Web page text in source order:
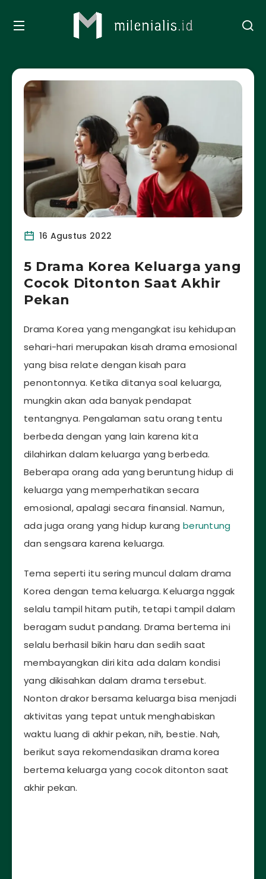
16 Agustus 2022
5 Drama Korea Keluarga yang
Cocok Ditonton Saat Akhir
Pekan
Drama Korea yang mengangkat isu kehidupan
sehari-hari merupakan kisah drama emosional
yang bisa relate dengan kisah para
penontonnya. Ketika ditanya soal keluarga,
mungkin akan ada banyak pendapat
tentangnya. Pengalaman satu orang tentu
berbeda dengan yang lain karena kita
dilahirkan dalam keluarga yang berbeda.
Beberapa orang ada yang beruntung hidup di
keluarga yang memperhatikan secara
emosional, apalagi secara finansial. Namun,
ada juga orang yang hidup kurang beruntung
dan sengsara karena keluarga.
Tema seperti itu sering muncul dalam drama
Korea dengan tema keluarga. Keluarga nggak
selalu tampil hitam putih, tetapi tampil dalam
beragam sudut pandang. Drama bertema ini
selalu berhasil bikin haru dan sedih saat
membayangkan diri kita ada dalam kondisi
yang dikisahkan dalam drama tersebut.
Nonton drakor bersama keluarga bisa menjadi
aktivitas yang tepat untuk menghabiskan
waktu luang di akhir pekan, nih, bestie. Nah,
berikut saya rekomendasikan drama korea
bertema keluarga yang cocok ditonton saat
akhir pekan.